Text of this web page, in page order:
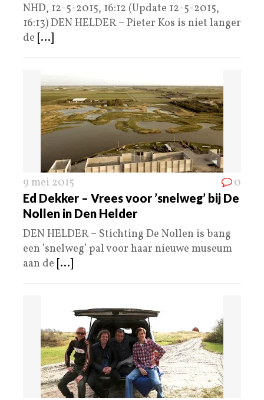
NHD, 12-5-2015, 16:12 (Update 12-5-2015,
16:13) DEN HELDER – Pieter Kos is niet langer
de [...]
9 mei 2015 0
Ed Dekker – Vrees voor ’snelweg’ bij De
Nollen in Den Helder
DEN HELDER – Stichting De Nollen is bang
een ’snelweg’ pal voor haar nieuwe museum
aan de [...]